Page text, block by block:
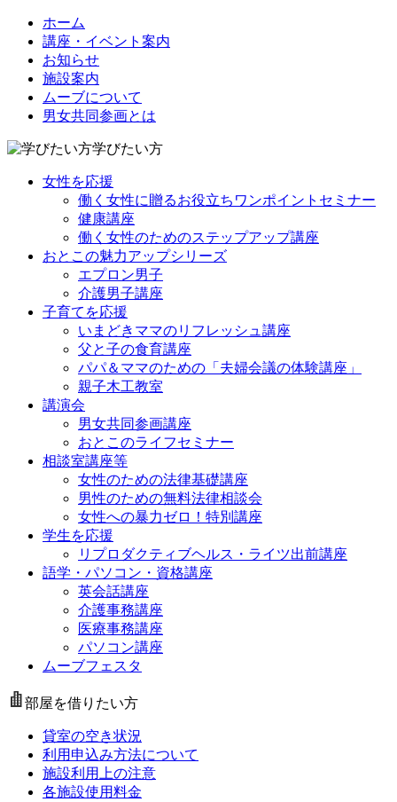
ホーム
講座・イベント案内
お知らせ
施設案内
ムーブについて
男女共同参画とは
学びたい方
女性を応援
働く女性に贈るお役立ちワンポイントセミナー
健康講座
働く女性のためのステップアップ講座
おとこの魅力アップシリーズ
エプロン男子
介護男子講座
子育てを応援
いまどきママのリフレッシュ講座
父と子の食育講座
パパ＆ママのための「夫婦会議の体験講座」
親子木工教室
講演会
男女共同参画講座
おとこのライフセミナー
相談室講座等
女性のための法律基礎講座
男性のための無料法律相談会
女性への暴力ゼロ！特別講座
学生を応援
リプロダクティブヘルス・ライツ出前講座
語学・パソコン・資格講座
英会話講座
介護事務講座
医療事務講座
パソコン講座
ムーブフェスタ
部屋を借りたい方
貸室の空き状況
利用申込み方法について
施設利用上の注意
各施設使用料金